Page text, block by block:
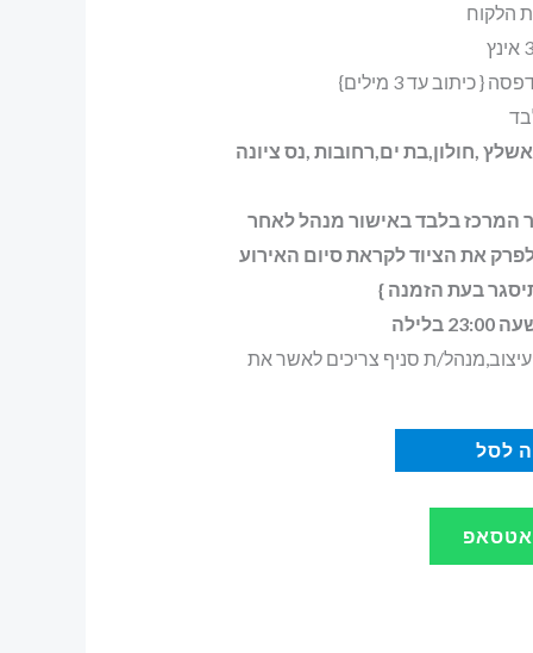
הלקוח
,חולון,בת ים,רחובות ,נס ציונה
המרכז בלבד באישור מנהל לאחר
את הציוד לקראת סיום האירוע
בעת הזמנה }
ת סניף צריכים לאשר את
לסל